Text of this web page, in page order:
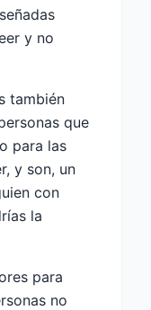
y no
también
que
para las
y son, un
con
la
para
no